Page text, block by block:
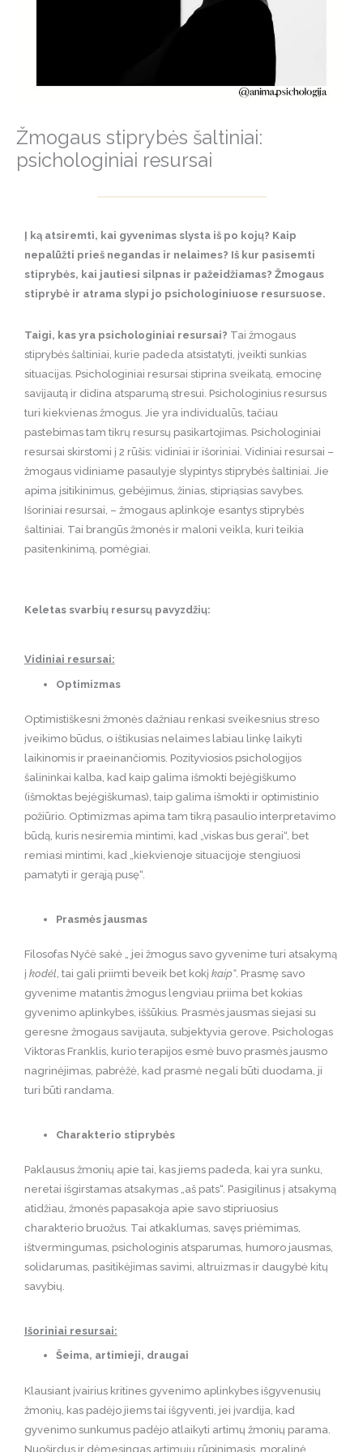
Žmogaus stiprybės šaltiniai:
psichologiniai resursai
Į ką atsiremti, kai gyvenimas slysta iš po kojų? Kaip
nepalūžti prieš negandas ir nelaimes? Iš kur pasisemti
stiprybės, kai jautiesi silpnas ir pažeidžiamas? Žmogaus
stiprybė ir atrama slypi jo psichologiniuose resursuose.
Taigi, kas yra psichologiniai resursai? Tai žmogaus
stiprybės šaltiniai, kurie padeda atsistatyti, įveikti sunkias
situacijas. Psichologiniai resursai stiprina sveikatą, emocinę
savijautą ir didina atsparumą stresui. Psichologinius resursus
turi kiekvienas žmogus. Jie yra individualūs, tačiau
pastebimas tam tikrų resursų pasikartojimas. Psichologiniai
resursai skirstomi į 2 rūšis: vidiniai ir išoriniai. Vidiniai resursai –
žmogaus vidiniame pasaulyje slypintys stiprybės šaltiniai. Jie
apima įsitikinimus, gebėjimus, žinias, stipriąsias savybes.
Išoriniai resursai, – žmogaus aplinkoje esantys stiprybės
šaltiniai. Tai brangūs žmonės ir maloni veikla, kuri teikia
pasitenkinimą, pomėgiai.
Keletas svarbių resursų pavyzdžių:
Vidiniai resursai:
Optimizmas
Optimistiškesni žmonės dažniau renkasi sveikesnius streso
įveikimo būdus, o ištikusias nelaimes labiau linkę laikyti
laikinomis ir praeinančiomis. Pozityviosios psichologijos
šalininkai kalba, kad kaip galima išmokti bejėgiškumo
(išmoktas bejėgiškumas), taip galima išmokti ir optimistinio
požiūrio. Optimizmas apima tam tikrą pasaulio interpretavimo
būdą, kuris nesiremia mintimi, kad „viskas bus gerai“, bet
remiasi mintimi, kad „kiekvienoje situacijoje stengiuosi
pamatyti ir gerąją pusę“.
Prasmės jausmas
Filosofas Nyčė sakė „ jei žmogus savo gyvenime turi atsakymą
į kodėl, tai gali priimti beveik bet kokį kaip“. Prasmę savo
gyvenime matantis žmogus lengviau priima bet kokias
gyvenimo aplinkybes, iššūkius. Prasmės jausmas siejasi su
geresne žmogaus savijauta, subjektyvia gerove. Psichologas
Viktoras Franklis, kurio terapijos esmė buvo prasmės jausmo
nagrinėjimas, pabrėžė, kad prasmė negali būti duodama, ji
turi būti randama.
Charakterio stiprybės
Paklausus žmonių apie tai, kas jiems padeda, kai yra sunku,
neretai išgirstamas atsakymas „aš pats“. Pasigilinus į atsakymą
atidžiau, žmonės papasakoja apie savo stipriuosius
charakterio bruožus. Tai atkaklumas, savęs priėmimas,
ištvermingumas, psichologinis atsparumas, humoro jausmas,
solidarumas, pasitikėjimas savimi, altruizmas ir daugybė kitų
savybių.
Išoriniai resursai:
Šeima, artimieji, draugai
Klausiant įvairius kritines gyvenimo aplinkybes išgyvenusių
žmonių, kas padėjo jiems tai išgyventi, jei įvardija, kad
gyvenimo sunkumus padėjo atlaikyti artimų žmonių parama.
Nuoširdus ir dėmesingas artimųjų rūpinimasis, moralinė